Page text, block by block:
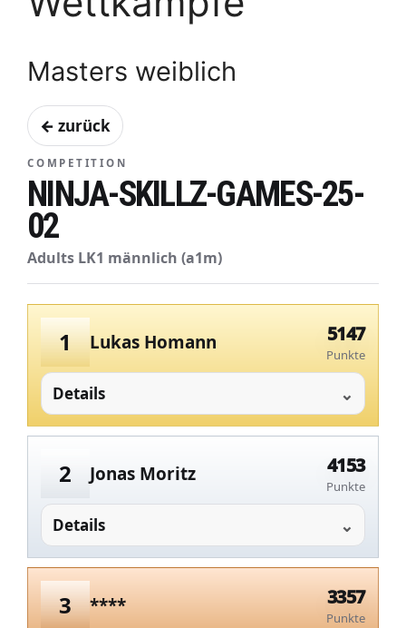
Masters weiblich
← zurück
COMPETITION
NINJA-SKILLZ-GAMES-25-
02
Adults LK1 männlich (a1m)
1 Lukas Homann 5147
Punkte
Details
2 Jonas Moritz 4153
Punkte
Details
3 **** 3357
Punkte